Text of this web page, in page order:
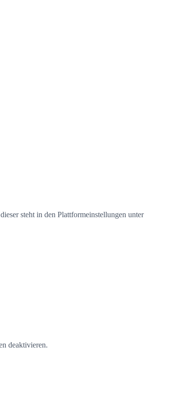
steht in den Plattformeinstellungen unter
deaktivieren.